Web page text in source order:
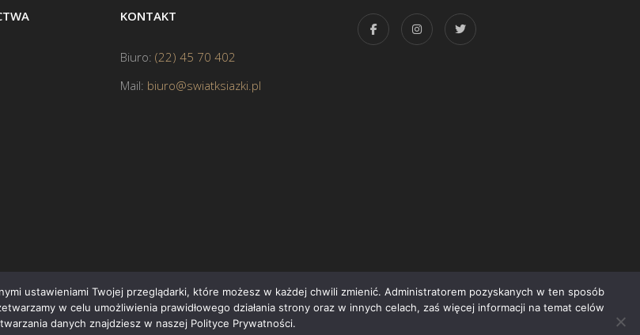
KONTAKT
Biuro: (22) 45 70 402
Mail: biuro@swiatksiazki.pl
Copyright © 2015 Świat Książki. Wszelkie prawa zastrzeżone
ustawieniami Twojej przeglądarki, które możesz w każdej chwili zmienić. Administratorem pozyskanych w ten sposób
w celu umożliwienia prawidłowego działania strony oraz w innych celach, zaś więcej informacji na temat celów
danych znajdziesz w naszej Polityce Prywatności.